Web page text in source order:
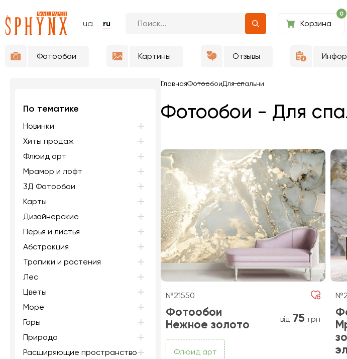
ua ru
0
Корзина
Фотообои Картины Отзывы
По тематике
Новинки
Хиты продаж
Флюид арт
Мрамор и лофт
3Д Фотообои
Карты
Дизайнерские
Перья и листья
Абстракция
Тропики и растения
Лес
Цветы
Море
Горы
Природа
Расширяющие пространство
ГлавнаяФотообоиДля спальни
Фотообои - Для
№21550
Фотообои
Нежное золото
від 75 грн
Флюид арт